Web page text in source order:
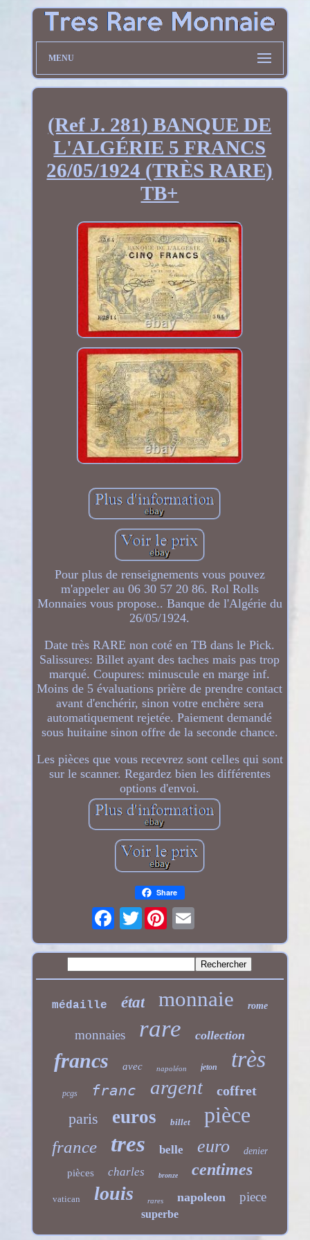
MENU
(Ref J. 281) BANQUE DE
L'ALGÉRIE 5 FRANCS
26/05/1924 (TRÈS RARE)
TB+
Pour plus de renseignements vous pouvez
m'appeler au 06 30 57 20 86. Rol Rolls
Monnaies vous propose.. Banque de l'Algérie du
26/05/1924.
Date très RARE non coté en TB dans le Pick.
Salissures: Billet ayant des taches mais pas trop
marqué. Coupures: minuscule en marge inf.
Moins de 5 évaluations prière de prendre contact
avant d'enchérir, sinon votre enchère sera
automatiquement rejetée. Paiement demandé
sous huitaine sinon offre de la seconde chance.
Les pièces que vous recevrez sont celles qui sont
sur le scanner. Regardez bien les différentes
options d'envoi.
Share
Twitter
médaille état monnaie rome
monnaies rare collection
francs avec napoléon jeton très
pcgs franc argent coffret
paris euros billet pièce
france tres belle euro denier
pièces charles bronze centimes
vatican louis rares napoleon piece
superbe